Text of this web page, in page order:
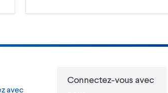
avec
Connectez-vous avec